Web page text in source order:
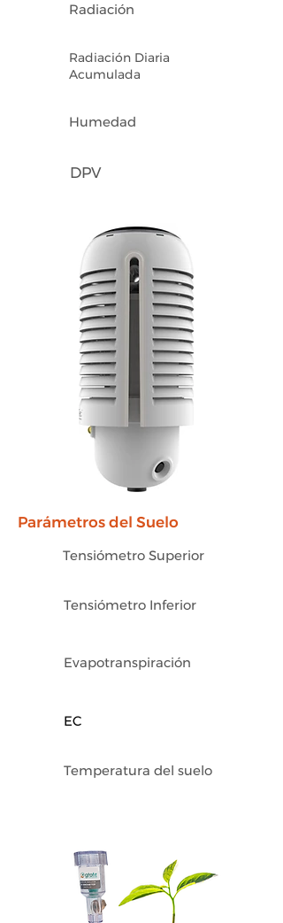
Radiación
Radiación Diaria
Acumulada
Humedad
DPV
Parámetros del Suelo
Tensiómetro Superior
Tensiómetro Inferior
Evapotranspiración
EC
Temperatura del suelo